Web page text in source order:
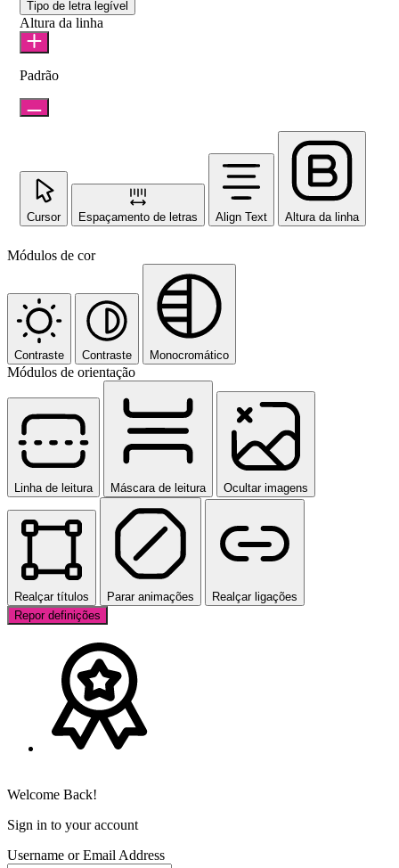
Tipo de letra legível
Altura da linha
Padrão
Cursor Espaçamento de letras Align Text Altura da linha
Módulos de cor
Contraste Contraste Monocromático
Módulos de orientação
Linha de leitura Máscara de leitura Ocultar imagens
Realçar títulos Parar animações
Realçar ligações
Repor definições
Welcome Back!
Sign in to your account
Username or Email Address